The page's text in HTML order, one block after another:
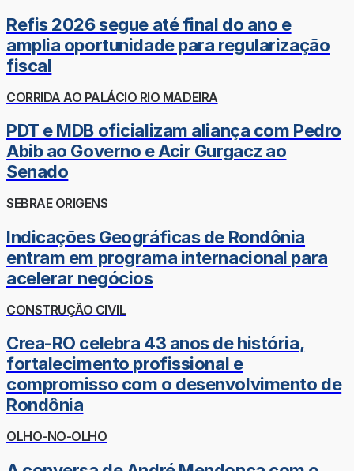
Refis 2026 segue até final do ano e
amplia oportunidade para regularização
fiscal
CORRIDA AO PALÁCIO RIO MADEIRA
PDT e MDB oficializam aliança com Pedro
Abib ao Governo e Acir Gurgacz ao
Senado
SEBRAE ORIGENS
Indicações Geográficas de Rondônia
entram em programa internacional para
acelerar negócios
CONSTRUÇÃO CIVIL
Crea-RO celebra 43 anos de história,
fortalecimento profissional e
compromisso com o desenvolvimento de
Rondônia
OLHO-NO-OLHO